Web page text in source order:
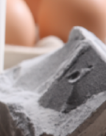
данных